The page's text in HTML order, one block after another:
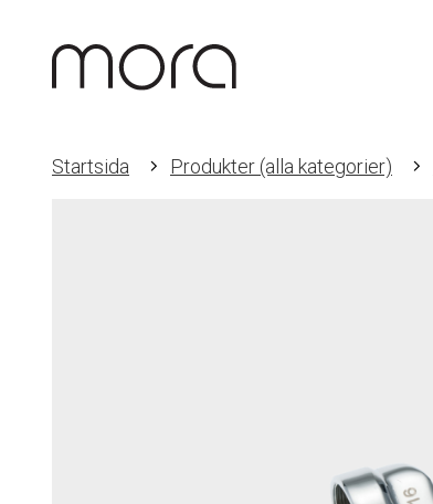
Startsida Produkter (alla kategorier)